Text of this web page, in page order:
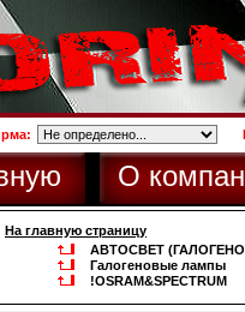
О
На главную страницу
АВТОСВЕТ
Галогеновые лампы
!OSRAM&SPECTRUM